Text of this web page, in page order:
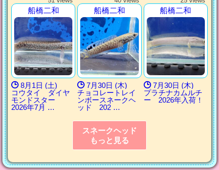
船橋二和
8月1日 (土)
コウタイ ダイヤ
モンドスター
2026年7月 …
船橋二和
7月30日 (木)
チョコレートレイ
ンボースネークヘ
ッド 202 …
船橋二和
7月30日 (木)
プラチナカムルチ
ー 2026年入荷！
スネークヘッド
もっと見る